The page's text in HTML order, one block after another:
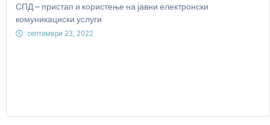
СПД – пристап и користење на јавни електронски
комуникациски услуги
септември 23, 2022